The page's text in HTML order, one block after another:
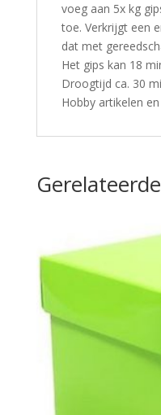
voeg aan 5x kg
toe. Verkrijgt een
dat met
Het gips kan 18
Droogtijd ca. 30
Hobby artikelen